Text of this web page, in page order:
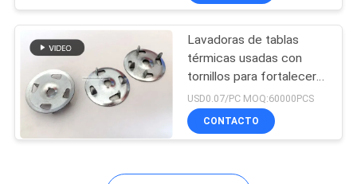
Vidrio laminado de
la tela
Lavadoras de tablas
térmicas usadas con
tornillos para fortalecer
los anclajes y conexiones
entre tablas
USD0.07/PC MOQ:60000PCS
CONTACTO